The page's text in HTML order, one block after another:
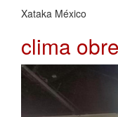
Xataka México
clima